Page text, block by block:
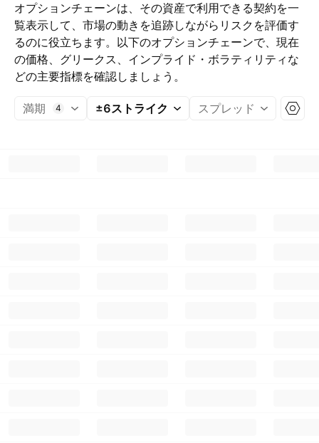
オプションチェーンは、その資産で利用できる契約を一
覧表示して、市場の動きを追跡しながらリスクを評価す
るのに役立ちます。以下のオプションチェーンで、現在
の価格、グリークス、インプライド・ボラティリティな
どの主要指標を確認しましょう。
満期 4 ±6ストライク スプレッド